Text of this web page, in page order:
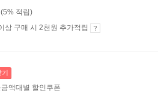
적립)
상 구매 시 2천원 추가적립
기
금액대별 할인쿠폰